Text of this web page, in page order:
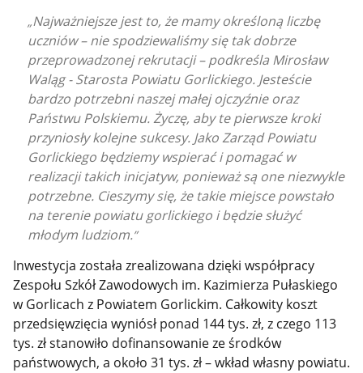
Najważniejsze jest to, że mamy określoną liczbę
uczniów – nie spodziewaliśmy się tak dobrze
przeprowadzonej rekrutacji – podkreśla Mirosław
Waląg - Starosta Powiatu Gorlickiego. Jesteście
bardzo potrzebni naszej małej ojczyźnie oraz
Państwu Polskiemu. Życzę, aby te pierwsze kroki
przyniosły kolejne sukcesy. Jako Zarząd Powiatu
Gorlickiego będziemy wspierać i pomagać w
realizacji takich inicjatyw, ponieważ są one niezwykle
potrzebne. Cieszymy się, że takie miejsce powstało
na terenie powiatu gorlickiego i będzie służyć
młodym ludziom.
Inwestycja została zrealizowana dzięki współpracy
Zespołu Szkół Zawodowych im. Kazimierza Pułaskiego
w Gorlicach z Powiatem Gorlickim. Całkowity koszt
przedsięwzięcia wyniósł ponad 144 tys. zł, z czego 113
tys. zł stanowiło dofinansowanie ze środków
państwowych, a około 31 tys. zł – wkład własny powiatu.